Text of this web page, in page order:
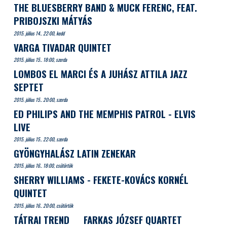
THE BLUESBERRY BAND & MUCK FERENC, FEAT.
PRIBOJSZKI MÁTYÁS
2015. július 14.. 22:00, kedd
VARGA TIVADAR QUINTET
2015. július 15.. 18:00, szerda
LOMBOS EL MARCI ÉS A JUHÁSZ ATTILA JAZZ
SEPTET
2015. július 15.. 20:00, szerda
ED PHILIPS AND THE MEMPHIS PATROL - ELVIS
LIVE
2015. július 15.. 22:00, szerda
GYÖNGYHALÁSZ LATIN ZENEKAR
2015. július 16.. 18:00, csütörtök
SHERRY WILLIAMS - FEKETE-KOVÁCS KORNÉL
QUINTET
2015. július 16.. 20:00, csütörtök
TÁTRAI TREND FARKAS JÓZSEF QUARTET